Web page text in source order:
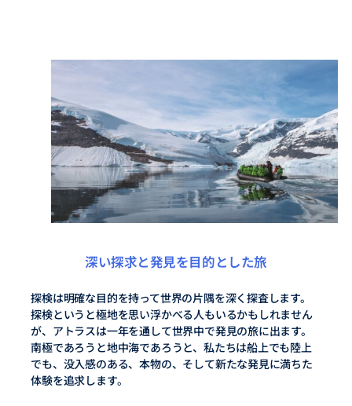
深い探求と発見を目的とした旅
探検は明確な目的を持って世界の片隅を深く探査します。
探検というと極地を思い浮かべる人もいるかもしれません
が、アトラスは一年を通して世界中で発見の旅に出ます。
南極であろうと地中海であろうと、私たちは船上でも陸上
でも、没入感のある、本物の、そして新たな発見に満ちた
体験を追求します。